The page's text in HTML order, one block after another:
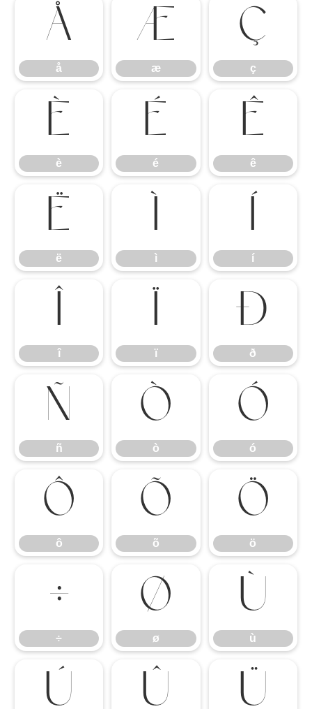
å
å
æ
æ
ç
ç
è
è
é
é
ê
ê
ë
ë
ì
ì
í
í
î
î
ï
ï
ð
ð
ñ
ñ
ò
ò
ó
ó
ô
ô
õ
õ
ö
ö
÷
÷
ø
ø
ù
ù
ú û ü